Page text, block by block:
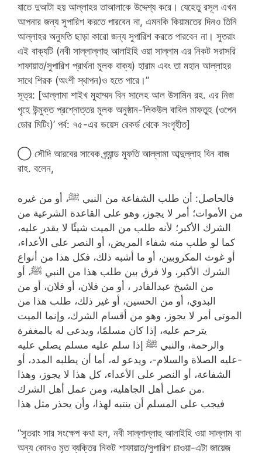
যাতে দুআটা হয় আল্লাহর তাআলাকে উদ্দেশ্য করে। যেহেতু রসূল এখন
আপনার জন্য সুপারিশ করতে পারবেন না, এমনকি কিয়ামতের দিনও তিনি
আল্লাহর অনুমতি ছাড়া কারো জন্য সুপারিশ করতে পারবেন না। সুতরাং
এই বাক্যটি (নবী সাল্লাল্লাহু আলাইহি ওয়া সাল্লাম এর নিকট সরাসরি
শাফায়াত/সুপারিশ প্রার্থনা মূলক বাক্য) হারাম এবং তা মহান আল্লাহর
সাথে শিরক (অংশী স্থাপন)ও হতে পারে।”
সূত্র: [আল্লামা শাইখ মুহাম্মদ বিন সালেহ আল উসামিন রহ. এর নিজ
গৃহে উন্মুক্ত প্রশ্নোত্তর মূলক অনুষ্ঠান-‘লিকউল বাবিল মাফতুহ (ওপেন
ডোর মিটিং)’ পর্ব: ৭৫-এর ভয়েস রেকর্ড থেকে সংগৃহীত]
◯ সৌদি আরবের সাবেক গ্র্যান্ড মুফতি আল্লামা আব্দুল্লাহ বিন বাজ
রাহ. বলেন,
فالحاصل: أن طلب الشفاعة من النبي ﷺ، أو من غيره
من الأموات؛ أمر لا يجوز، وهو على القاعدة الشرعية من
الشرك الأكبر؛ لأنه طلب من الميت شيئًا لا يقدر عليه،
كما لو طلب منه شفاء المريض، أو النصر على الأعداء،
أو غوث المكروبين، أو ما أشبه ذلك، فكل هذا من أنواع
الشرك الأكبر، ولا فرق بين طلب هذا من النبي ﷺ، أو
من الشيخ عبدالقادر ، أو من فلان، أو فلان، أو من
البدوي، أو من الحسين، أو غير ذلك، طلب هذا من
الموتى أمر لا يجوز، وهو من أقسام الشرك، وإنما الميت
يترحم عليه، إذا كان مسلمًا، ويدعى له بالمغفرة
والرحمة، والنبي ﷺ إذا سلم عليه مسلم يصلي عليه
-عليه الصلاة والسلام-، ويدعو له، أما أن يطلبه المدد، أو
الشفاعة، أو النصر على الأعداء، كل هذا لا يجوز، وهذا
من عمل أهل الجاهلية، ومن عمل أهل الشرك.
فيجب على المسلم أن ينتبه لهذا، وأن يحذر مثل هذا
“সুতরাং সার সংক্ষেপ কথা হল, নবী সাল্লাল্লাহু আলাইহি ওয়া সাল্লাম বা
অন্য কোনও মৃত ব্যক্তির নিকট শাফায়াত/সুপারিশ চাওয়া-এটা জায়েজ